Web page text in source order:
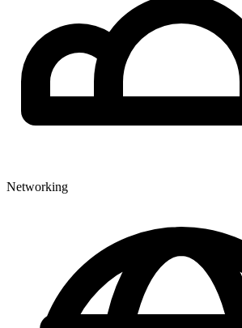
Networking